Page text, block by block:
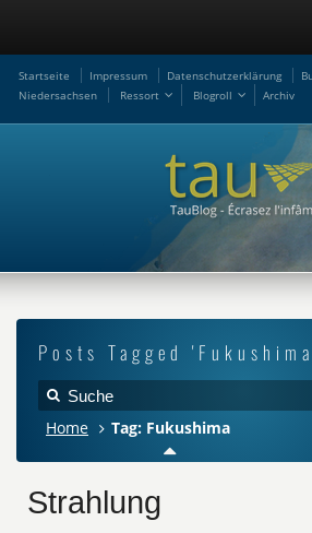
Startseite Impressum Datenschutzerklärung
Niedersachsen
Ressort Blogroll Archiv
Posts Tagged
Home Tag: Fukushima
Strahlung